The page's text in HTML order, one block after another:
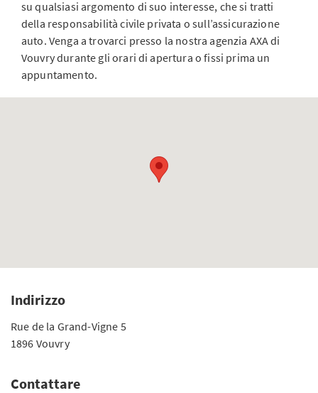
su qualsiasi argomento di suo interesse, che si tratti
della responsabilità civile privata o sull’assicurazione
auto. Venga a trovarci presso la nostra agenzia AXA di
Vouvry durante gli orari di apertura o fissi prima un
appuntamento.
Indirizzo
Rue de la Grand-Vigne 5
1896 Vouvry
Contattare